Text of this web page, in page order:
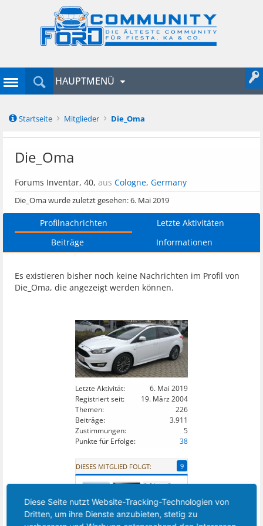
Startseite Mitglieder Die_Oma
Letzte Aktivität:
6. Mai 2019
Registriert seit:
19. März 2004
Themen:
226
Beiträge:
3.911
Zustimmungen:
5
Punkte für Erfolge:
38
DIESES MITGLIED FOLGT: 9
Die_Oma
Forums Inventar, 40, aus Cologne, Germany
Die_Oma wurde zuletzt gesehen:6. Mai 2019
Profilnachrichten
Letzte Aktivitäten
Beiträge
Informationen
Es existieren bisher noch keine Nachrichten im Profil von
Die_Oma, die angezeigt werden können.
HAUPTMENÜ
Diese Seite nutzt Website-Tracking-Technologien von
Dritten, um ihre Dienste anzubieten, stetig zu